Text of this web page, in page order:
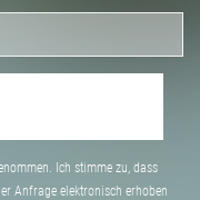
Ich stimme zu, dass
Anfrage elektronisch erhoben